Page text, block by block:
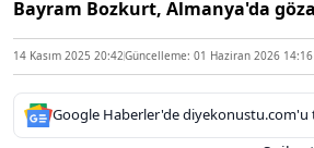
Bayram Bozkurt, Almanya'da
14 Kasım 2025 20:42Güncelleme: 01 Haziran 2026 14:16
Google Haberler'de diyekonustu.com'u